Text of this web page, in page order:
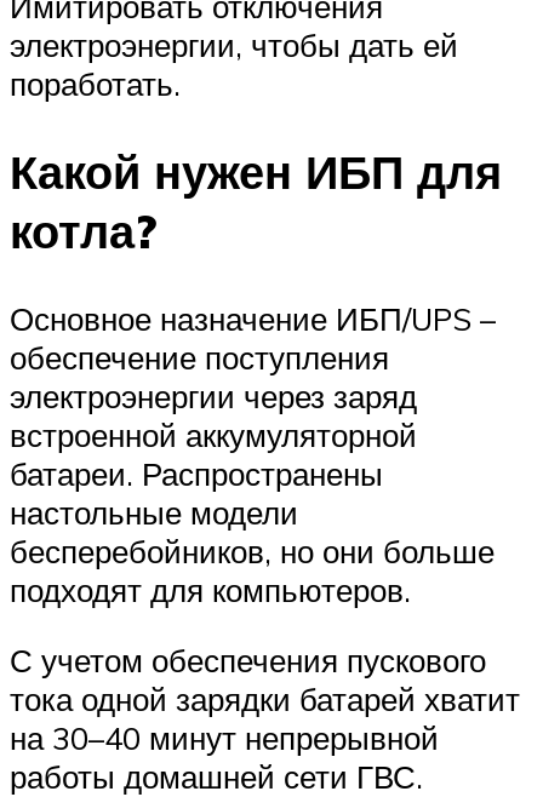
электроэнергии, чтобы дать ей
поработать.
Какой нужен ИБП для
котла?
Основное назначение ИБП/UPS –
обеспечение поступления
электроэнергии через заряд
встроенной аккумуляторной
батареи. Распространены
настольные модели
бесперебойников, но они больше
подходят для компьютеров.
С учетом обеспечения пускового
тока одной зарядки батарей хватит
на 30–40 минут непрерывной
работы домашней сети ГВС.